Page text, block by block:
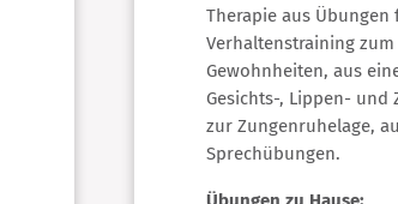
Therapie aus
Verhaltenstraining
Gewohnheiten, aus
Gesichts-, Lippen- und
zur Zungenruhelage,
Sprechübungen.